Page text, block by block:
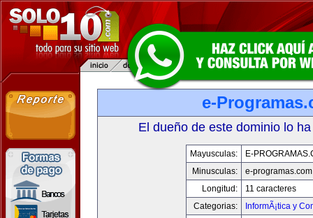
e-
El dueño de este dominio lo
Mayusculas:
E-
Minusculas:
e-programas.com
Longitud:
11 caracteres
Categorias:
InformÃ¡tica y